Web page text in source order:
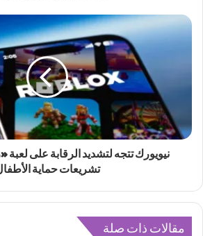
نيويورك تتجه لتشديد الرقابة على
تشريعات حماية
مقالات ذات صلة